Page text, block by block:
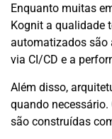
Enquanto muitas
Kognit a qualidade
automatizados são
via CI/CD e a
Além disso,
quando
são construídas